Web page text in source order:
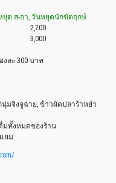
ยุด ส-อา, วันหยุดนักขัตฤกษ์
2,700
3,000
งละ 300 บาท
นุ่มจิงจูฉ่าย, ข้าวผัดปลาร้าหยำ
ดื่มทั้งหมดของร้าน
ยม